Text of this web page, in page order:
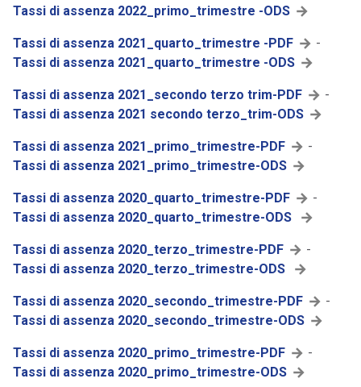
Tassi di assenza 2022_primo_trimestre -ODS
Tassi di assenza 2021_quarto_trimestre -PDF
-
Tassi di assenza 2021_quarto_trimestre -ODS
Tassi di assenza 2021_secondo terzo trim-PDF
-
Tassi di assenza 2021 secondo terzo_trim-ODS
Tassi di assenza 2021_primo_trimestre-PDF
-
Tassi di assenza 2021_primo_trimestre-ODS
Tassi di assenza 2020_quarto_trimestre-PDF
-
Tassi di assenza 2020_quarto_trimestre-ODS
Tassi di assenza 2020_terzo_trimestre-PDF
-
Tassi di assenza 2020_terzo_trimestre-ODS
Tassi di assenza 2020_secondo_trimestre-PDF
-
Tassi di assenza 2020_secondo_trimestre-ODS
Tassi di assenza 2020_primo_trimestre-PDF
-
Tassi di assenza 2020_primo_trimestre-ODS